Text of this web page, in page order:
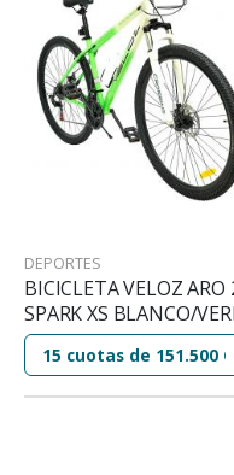
DEPORTES
BICICLETA VELOZ ARO
SPARK XS BLANCO/